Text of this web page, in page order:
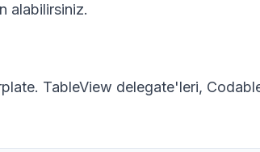
alabilirsiniz.
TableView delegate'leri,